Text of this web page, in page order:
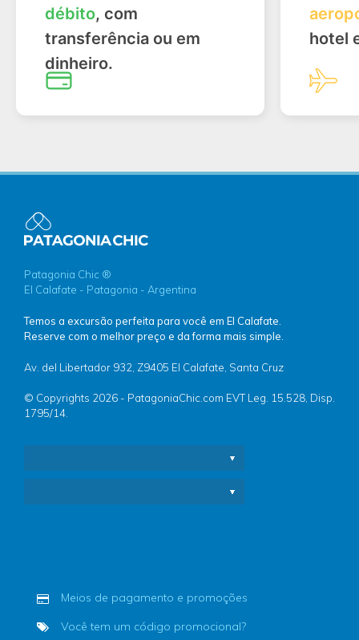
débito, com
transferência ou em
dinheiro.
hotel
Patagonia Chic ®
El Calafate - Patagonia - Argentina
Temos a excursão perfeita para você em El Calafate.
Reserve com o melhor preço e da forma mais simple.
Av. del Libertador 932, Z9405 El Calafate, Santa Cruz
© Copyrights 2026 - PatagoniaChic.com EVT Leg. 15.528, Disp.
1795/14.
Meios de pagamento e promoções
Você tem um código promocional?